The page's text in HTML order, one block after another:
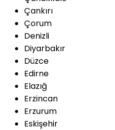
Çankırı
Çorum
Denizli
Diyarbakır
Düzce
Edirne
Elazığ
Erzincan
Erzurum
Eskişehir